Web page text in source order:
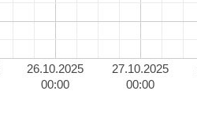
26.10.2025
00:00
27.10.2025
00:00